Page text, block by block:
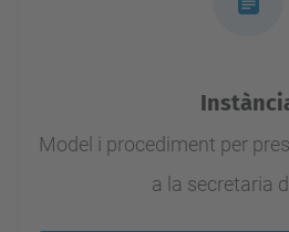
Model i procediment per
a la secretaria